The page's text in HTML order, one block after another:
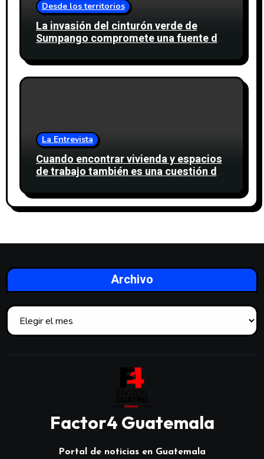
Desde los territorios
La invasión del cinturón verde de
Sumpango compromete una fuente de
La Entrevista
Cuando encontrar vivienda y espacios
de trabajo también es una cuestión de
Archivo
Factor4 Guatemala
Portal de noticias en Guatemala